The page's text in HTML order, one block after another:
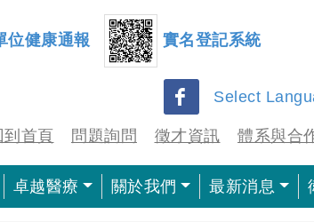
位健康通報 實名登記系統
Select
到首頁 問題詢問 徵才資訊 體系與合
卓越醫療 關於我們 最新消息